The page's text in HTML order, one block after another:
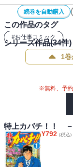
続巻を自動購入
この作品のタグ
#お仕事コミック
シリーズ作品(34件)
1巻
※無料、予約
特上カバチ！！ －
¥792 (税込)